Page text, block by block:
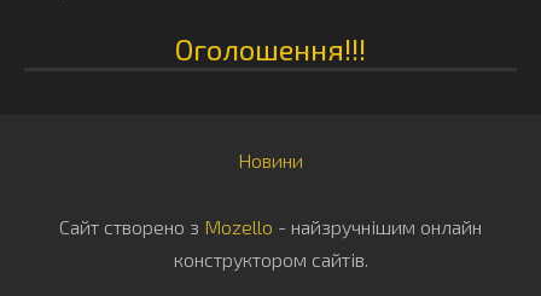
Оголошення!!!
Новини
Сайт створено з Mozello - найзручнішим онлайн
конструктором сайтів.